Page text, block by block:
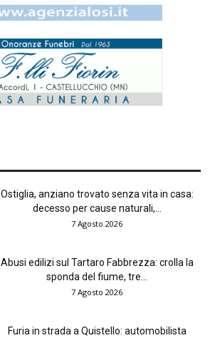
Ostiglia, anziano trovato senza vita in casa:
decesso per cause naturali,...
7 Agosto 2026
Abusi edilizi sul Tartaro Fabbrezza: crolla la
sponda del fiume, tre...
7 Agosto 2026
Furia in strada a Quistello: automobilista